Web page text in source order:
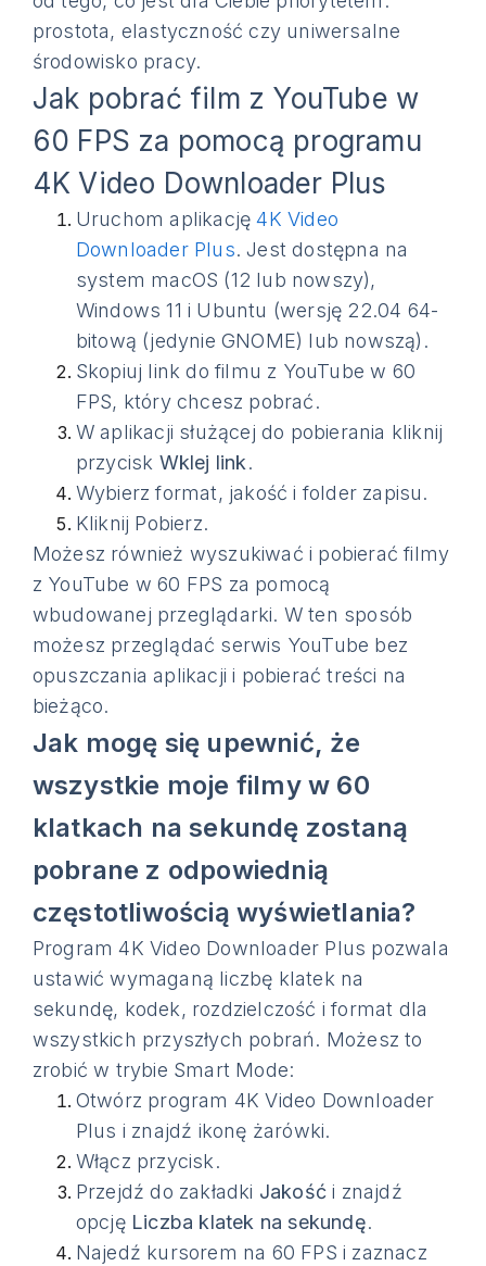
prostota, elastyczność czy uniwersalne
środowisko pracy.
Jak pobrać film z YouTube w
60 FPS za pomocą programu
4K Video Downloader Plus
Uruchom aplikację4K Video
Downloader Plus. Jest dostępna na
system macOS (12 lub nowszy),
Windows 11 i Ubuntu (wersję 22.04 64-
bitową (jedynie GNOME) lub nowszą).
Skopiuj link do filmu z YouTube w 60
FPS, który chcesz pobrać.
W aplikacji służącej do pobierania kliknij
przycisk Wklej link.
Wybierz format, jakość i folder zapisu.
Kliknij Pobierz.
Możesz również wyszukiwać i pobierać filmy
z YouTube w 60 FPS za pomocą
wbudowanej przeglądarki. W ten sposób
możesz przeglądać serwis YouTube bez
opuszczania aplikacji i pobierać treści na
bieżąco.
Jak mogę się upewnić, że
wszystkie moje filmy w 60
klatkach na sekundę zostaną
pobrane z odpowiednią
częstotliwością wyświetlania?
Program 4K Video Downloader Plus pozwala
ustawić wymaganą liczbę klatek na
sekundę, kodek, rozdzielczość i format dla
wszystkich przyszłych pobrań. Możesz to
zrobić w trybie Smart Mode:
Otwórz program 4K Video Downloader
Plus i znajdź ikonę żarówki.
Włącz przycisk.
Przejdź do zakładki Jakość i znajdź
opcję Liczba klatek na sekundę.
Najedź kursorem na 60 FPS i zaznacz